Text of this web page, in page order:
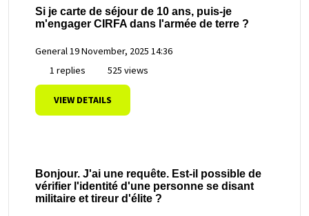
Si je carte de séjour de 10 ans, puis-je
m'engager CIRFA dans l'armée de terre ?
General19 November, 2025 14:36
1 replies
525 views
VIEW DETAILS
Bonjour. J'ai une requête. Est-il possible de
vérifier l'identité d'une personne se disant
militaire et tireur d'élite ?